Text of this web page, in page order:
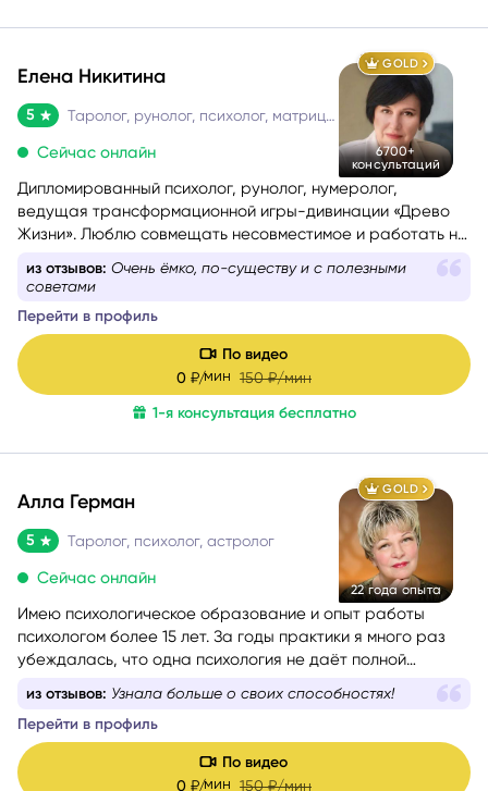
GOLD
6700+
консультаций
Елена Никитина
5 Таролог, рунолог, психолог, матрица судьбы
Сейчас онлайн
Дипломированный психолог, рунолог, нумеролог,
ведущая трансформационной игры-дивинации «Древо
Жизни». Люблю совмещать несовместимое и работать на
нумерологии.
потребности, найти причины проблемных ситуаций и
оптимальные способы их решения. Работаю с такими
запросами.
из отзывов: Очень ёмко, по-существу и с полезными
советами
Перейти в профиль
По видео
0 ₽/мин150 ₽/мин
1-я консультация бесплатно
GOLD
22 года опыта
Алла Герман
5 Таролог, психолог, астролог
Сейчас онлайн
Имею психологическое образование и опыт работы
психологом более 15 лет. За годы практики я много раз
убеждалась, что одна психология не даёт полной
применять в консультациях Таро и метафорические
карты, а затем получила диплом астропсихолога.
из отзывов: Узнала больше о своих способностях!
Перейти в профиль
По видео
0 ₽/мин150 ₽/мин